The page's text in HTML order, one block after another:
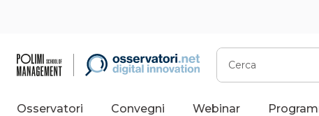
Cerca
Osservatori Convegni Webinar